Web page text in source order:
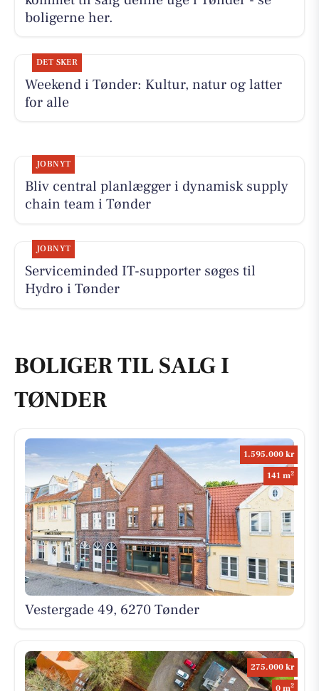
boligerne her.
DET SKER
Weekend i Tønder: Kultur, natur og latter
for alle
JOBNYT
Bliv central planlægger i dynamisk supply
chain team i Tønder
JOBNYT
Serviceminded IT-supporter søges til
Hydro i Tønder
BOLIGER TIL SALG I
TØNDER
1.595.000 kr
141 m2
Vestergade 49, 6270 Tønder
275.000 kr
0 m2